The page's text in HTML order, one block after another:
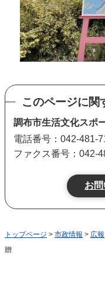
このページに関
調布市生活文化スポ
電話番号：042-481-
ファクス番号：042-
トップページ > 市政情報 > 広報
贈